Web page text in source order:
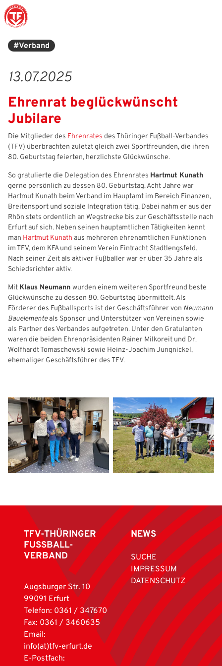
#Verband
13.07.2025
Ehrenrat beglückwünscht
Jubilare
Die Mitglieder des Ehrenrates des Thüringer Fußball-Verbandes
(TFV) überbrachten zuletzt gleich zwei Sportfreunden, die ihren
80. Geburtstag feierten, herzlichste Glückwünsche.
So gratulierte die Delegation des Ehrenrates Hartmut Kunath
gerne persönlich zu dessen 80. Geburtstag. Acht Jahre war
Hartmut Kunath beim Verband im Hauptamt im Bereich Finanzen,
Breitensport und soziale Integration tätig. Dabei nahm er aus der
Rhön stets ordentlich an Wegstrecke bis zur Geschäftsstelle nach
Erfurt auf sich. Neben seinen hauptamtlichen Tätigkeiten kennt
man Hartmut Kunath aus mehreren ehrenamtlichen Funktionen
im TFV, dem KFA und seinem Verein Eintracht Stadtlengsfeld.
Nach seiner Zeit als aktiver Fußballer war er über 35 Jahre als
Schiedsrichter aktiv.
Mit Klaus Neumann wurden einem weiteren Sportfreund beste
Glückwünsche zu dessen 80. Geburtstag übermittelt. Als
Förderer des Fußballsports ist der Geschäftsführer von Neumann
Bauelementeals Sponsor und Unterstützer von Vereinen sowie
als Partner des Verbandes aufgetreten. Unter den Gratulanten
waren die beiden Ehrenpräsidenten Rainer Milkoreit und Dr.
Wolfhardt Tomaschewski sowie Heinz-Joachim Jungnickel,
ehemaliger Geschäftsführer des TFV.
Previous
TFV-THÜRINGER
FUSSBALL-
VERBAND
Augsburger Str. 10
99091 Erfurt
Telefon: 0361 / 347670
Fax: 0361 / 3460635
Email:
info(at)tfv-erfurt.de
E-Postfach:
NEWS
SUCHE
IMPRESSUM
DATENSCHUTZ
WEBSITE DURCHSUCHEN
IHRE LESEZEICHEN
Aktuelle Seite als Lesezeichen speichern
IHR LOGIN
Bitte geben Sie Ihren Benutzernamen und Ihr Passwort ein, um
sich an der Website anzumelden.
Anmelden
Benutzername:
Geschäftsstelle
Chronik
Ehrentafel
Karriere
Partnerschaft
Mitgliedschaft
Sicherheit
Junioren
Juniorinnen
Kinderfußball
eSports
Schiedsrichter
Freizeit- und Breitensport
Futsal
Eliteschulen
Erzieher und Lehrer
Veranstaltungskalender
DFB-Mobil
DFB-Masterplan
Vielfalt
Fair Play
Inklusion
Prävention
Schule und Kita
Kinder- und Jugendschutz
#siekickt
Tage des Mädchenfußballs
Newsletter
DFBnet
Passwesen
Vereinsangebote
Archiv
Downloads
Datenschutz
Länderspiele
Impressum